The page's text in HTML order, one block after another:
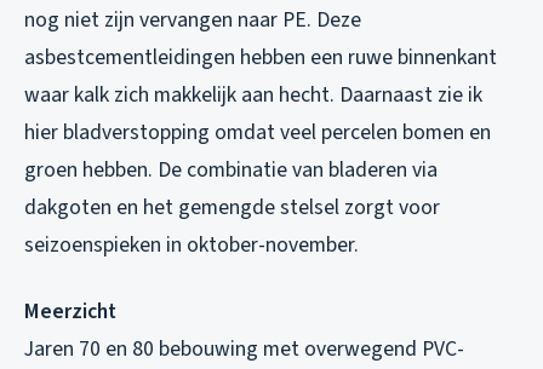
nog niet zijn vervangen naar PE. Deze
asbestcementleidingen hebben een ruwe binnenkant
waar kalk zich makkelijk aan hecht. Daarnaast zie ik
hier bladverstopping omdat veel percelen bomen en
groen hebben. De combinatie van bladeren via
dakgoten en het gemengde stelsel zorgt voor
seizoenspieken in oktober-november.
Meerzicht
Jaren 70 en 80 bebouwing met overwegend PVC-